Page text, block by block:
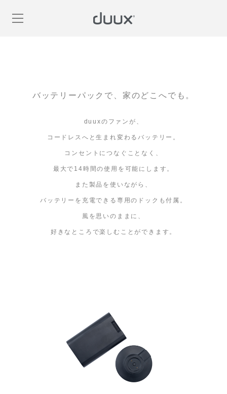
バッテリーパックで、家のどこへでも。
duuxのファンが、
コードレスへと生まれ変わるバッテリー。
コンセントにつなぐことなく、
最大で14時間の使用を可能にします。
また製品を使いながら、
バッテリーを充電できる専用のドックも付属。
風を思いのままに、
好きなところで楽しむことができます。